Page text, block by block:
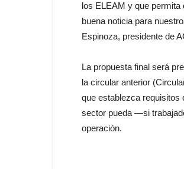
los ELEAM y que permita
buena noticia para
Espinoza, presidente de
La propuesta final será
la circular anterior
que establezca requisitos
sector pueda —si
operación.